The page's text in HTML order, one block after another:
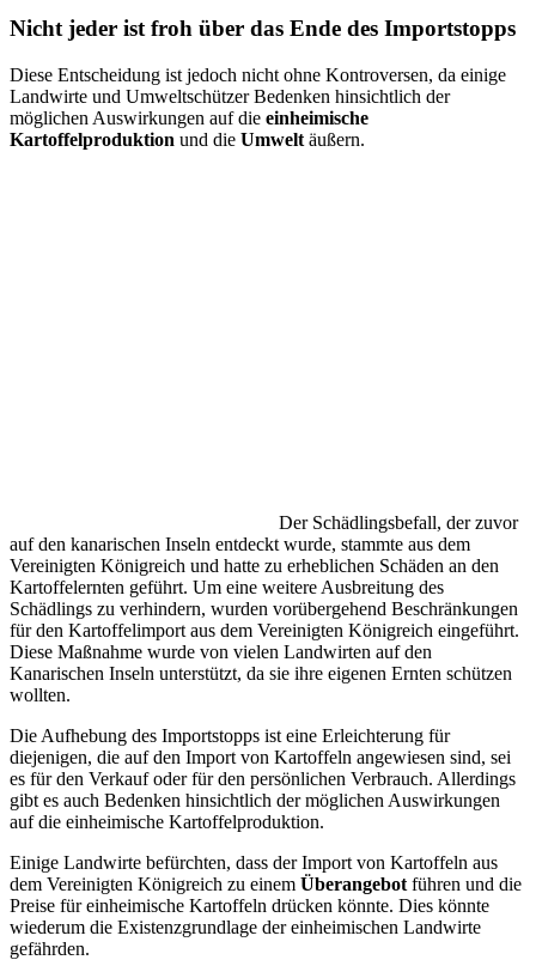
Nicht jeder ist froh über das Ende des Importstopps
Diese Entscheidung ist jedoch nicht ohne Kontroversen, da einige
Landwirte und Umweltschützer Bedenken hinsichtlich der
möglichen Auswirkungen auf die einheimische
Kartoffelproduktion und die Umwelt äußern.
Der Schädlingsbefall, der zuvor
auf den kanarischen Inseln entdeckt wurde, stammte aus dem
Vereinigten Königreich und hatte zu erheblichen Schäden an den
Kartoffelernten geführt. Um eine weitere Ausbreitung des
Schädlings zu verhindern, wurden vorübergehend Beschränkungen
für den Kartoffelimport aus dem Vereinigten Königreich eingeführt.
Diese Maßnahme wurde von vielen Landwirten auf den
Kanarischen Inseln unterstützt, da sie ihre eigenen Ernten schützen
wollten.
Die Aufhebung des Importstopps ist eine Erleichterung für
diejenigen, die auf den Import von Kartoffeln angewiesen sind, sei
es für den Verkauf oder für den persönlichen Verbrauch. Allerdings
gibt es auch Bedenken hinsichtlich der möglichen Auswirkungen
auf die einheimische Kartoffelproduktion.
Einige Landwirte befürchten, dass der Import von Kartoffeln aus
dem Vereinigten Königreich zu einem Überangebot führen und die
Preise für einheimische Kartoffeln drücken könnte. Dies könnte
wiederum die Existenzgrundlage der einheimischen Landwirte
gefährden.